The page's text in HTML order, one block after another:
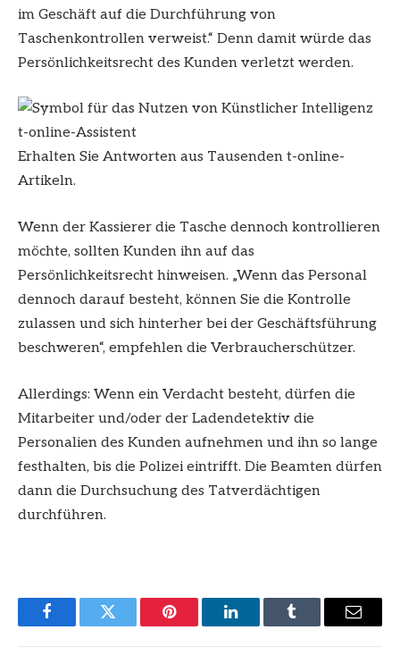
im Geschäft auf die Durchführung von
Taschenkontrollen verweist.“ Denn damit würde das
Persönlichkeitsrecht des Kunden verletzt werden.
t-online-Assistent
Erhalten Sie Antworten aus Tausenden t-online-
Artikeln.
Wenn der Kassierer die Tasche dennoch kontrollieren
möchte, sollten Kunden ihn auf das
Persönlichkeitsrecht hinweisen. „Wenn das Personal
dennoch darauf besteht, können Sie die Kontrolle
zulassen und sich hinterher bei der Geschäftsführung
beschweren“, empfehlen die Verbraucherschützer.
Allerdings: Wenn ein Verdacht besteht, dürfen die
Mitarbeiter und/oder der Ladendetektiv die
Personalien des Kunden aufnehmen und ihn so lange
festhalten, bis die Polizei eintrifft. Die Beamten dürfen
dann die Durchsuchung des Tatverdächtigen
durchführen.
FacebookTwitter Pinterest LinkedInTumblr Email